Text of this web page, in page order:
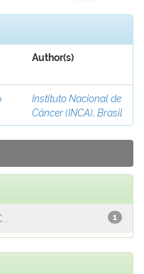
Author(s)
Instituto Nacional de
Câncer (INCA), Brasil
1